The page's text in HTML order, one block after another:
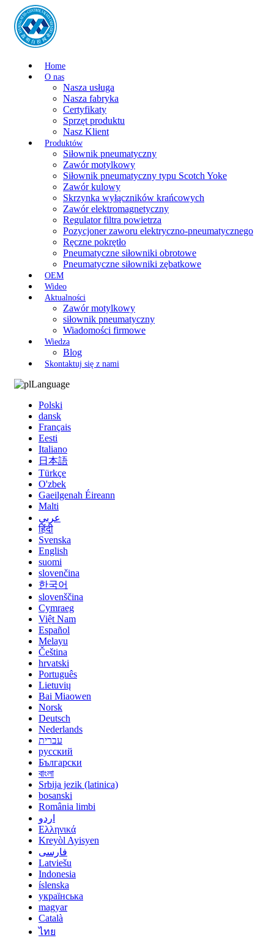
Home
O nas
Nasza usługa
Nasza fabryka
Certyfikaty
Sprzęt produktu
Nasz Klient
Produktów
Siłownik pneumatyczny
Zawór motylkowy
Siłownik pneumatyczny typu Scotch Yoke
Zawór kulowy
Skrzynka wyłączników krańcowych
Zawór elektromagnetyczny
Regulator filtra powietrza
Pozycjoner zaworu elektryczno-pneumatycznego
Ręczne pokrętło
Pneumatyczne siłowniki obrotowe
Pneumatyczne siłowniki zębatkowe
OEM
Wideo
Aktualności
Zawór motylkowy
siłownik pneumatyczny
Wiadomości firmowe
Wiedza
Blog
Skontaktuj się z nami
Language
Polski
dansk
Français
Eesti
Italiano
日本語
Türkçe
O'zbek
Gaeilgenah Éireann
Malti
عربي
हिंदी
Svenska
English
suomi
slovenčina
한국어
slovenščina
Cymraeg
Việt Nam
Español
Melayu
Čeština
hrvatski
Português
Lietuvių
Bai Miaowen
Norsk
Deutsch
Nederlands
עברית
русский
Български
বাংলা
Srbija jezik (latinica)
bosanski
România limbi
اردو
Ελληνικά
Kreyòl Ayisyen
فارسی
Latviešu
Indonesia
íslenska
українська
magyar
Català
ไทย